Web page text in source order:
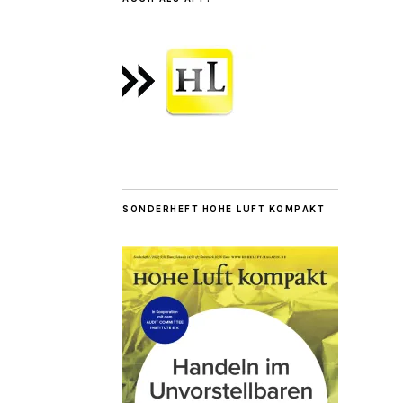
SONDERHEFT HOHE LUFT KOMPAKT